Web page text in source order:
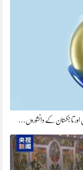
تاجکستان کے دانشوروں…